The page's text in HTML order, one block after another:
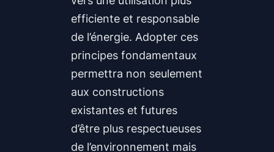
efficiente et responsable
de l’énergie. Adopter ces
principes fondamentaux
permettra non seulement
aux constructions
existantes et futures
d’être plus respectueuses
de l’environnement mais